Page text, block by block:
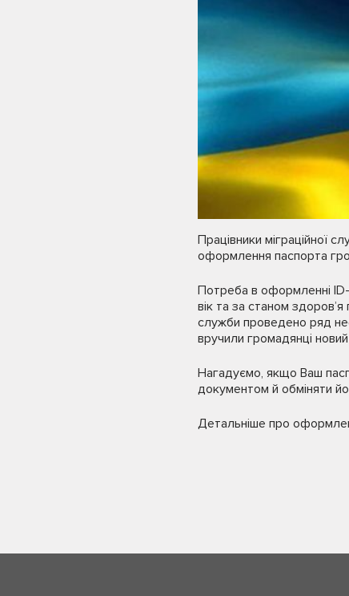
Працівники міграційної
оформлення паспорта
Потреба в оформленні
вік та за станом
служби проведено ряд
вручили громадянці
Нагадуємо, якщо Ваш
документом й обміняти
Детальніше про